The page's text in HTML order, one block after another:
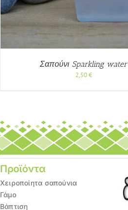
Σαπούνι Sparkling water
2,50€
Προϊόντα
Χειροποίητα σαπούνια
Γάμο
Βάπτιση